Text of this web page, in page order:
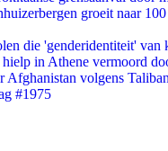
groeit naar 100
die 'genderidentiteit'
in Athene vermoord
Afghanistan volgens
#1975